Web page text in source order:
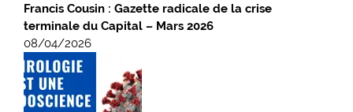
Francis Cousin : Gazette radicale de la crise
terminale du Capital – Mars 2026
08/04/2026